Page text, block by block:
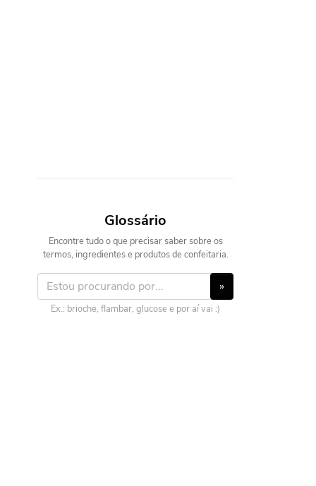
Glossário
Encontre tudo o que precisar saber sobre os
termos, ingredientes e produtos de confeitaria.
»
Ex.: brioche, flambar, glucose e por aí vai :)